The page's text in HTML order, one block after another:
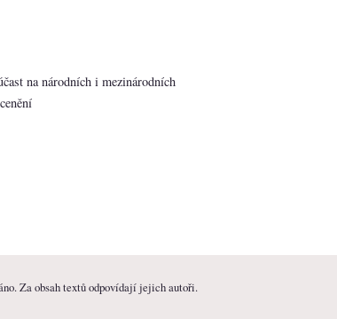
na národních i mezinárodních
Za obsah textů odpovídají jejich autoři.